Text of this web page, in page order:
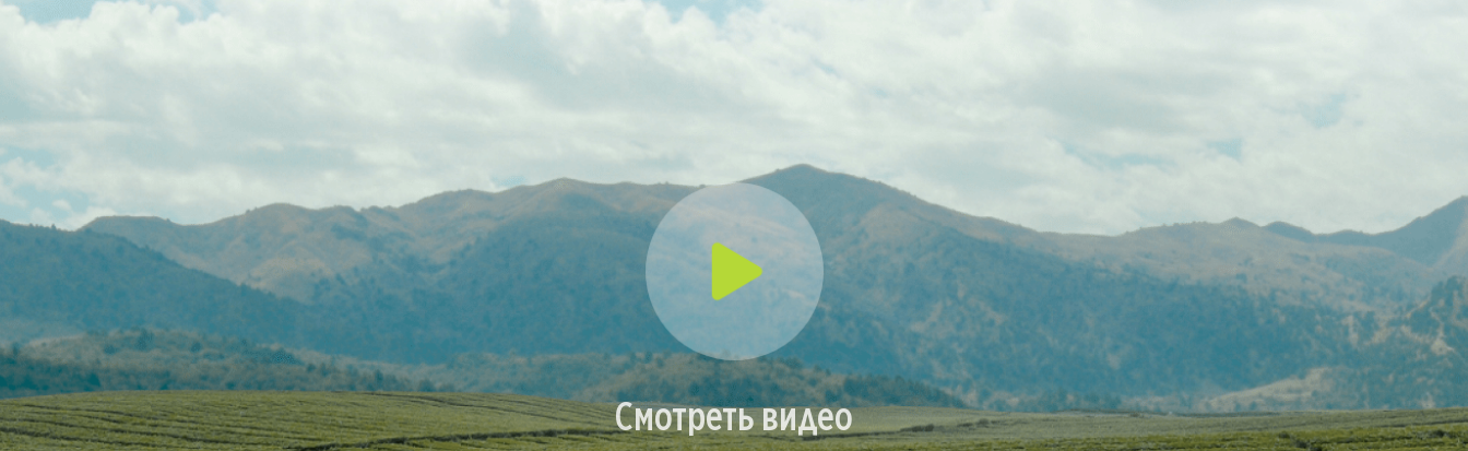
Смотреть видео